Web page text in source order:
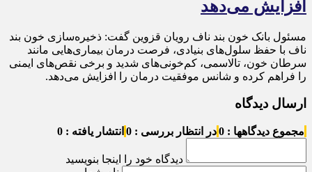
افزایش می‌دهد
مسئول بانک خون بند ناف رویان قزوین گفت: ذخیره‌سازی خون بند
ناف با حفظ سلول‌های بنیادی، فرصت درمان بیماری‌هایی مانند
سرطان خون، تالاسمی، کم‌خونی‌های شدید و برخی نقص‌های ایمنی
را فراهم کرده و شانس موفقیت درمان را افزایش می‌دهد.
ارسال دیدگاه
مجموع دیدگاهها : 0 در انتظار بررسی : 0 انتشار یافته : 0
دیدگاه خود را اینجا بنویسید